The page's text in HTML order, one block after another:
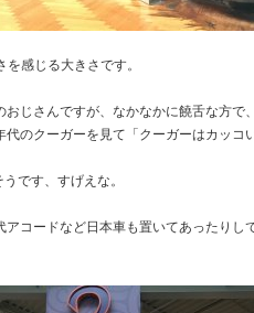
感じる大きさです。
じさんですが、なかなかに饒舌な方で
のクーガーを見て「クーガーはカッコ
です、すげえな。
コードなど日本車も置いてあったりし